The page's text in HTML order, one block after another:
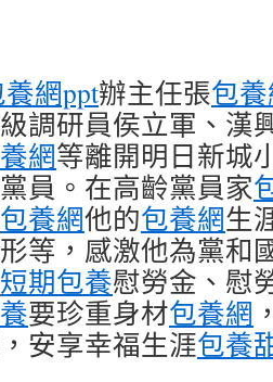
網ppt辦主任張包
調研員侯立軍、漢
網等離開明日新城
員。在高齡黨員家
包養網他的包養網生
等，感激他為黨和
短期包養慰勞金、慰
要珍重身材包養網
安享幸福生涯包養